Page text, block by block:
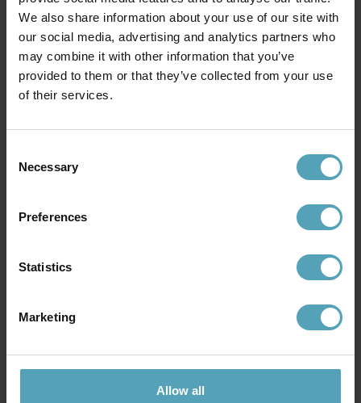
We also share information about your use of our site with
our social media, advertising and analytics partners who
may combine it with other information that you’ve
provided to them or that they’ve collected from your use
of their services.
Selection
Necessary
Preferences
Statistics
Marketing
Allow all
271 kr